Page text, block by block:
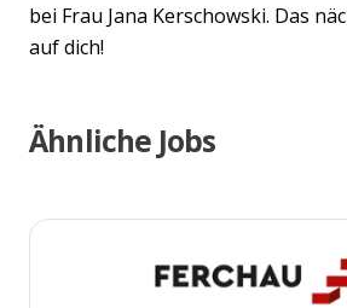
bei Frau Jana Kerschowski. Das
auf dich!
Ähnliche Jobs